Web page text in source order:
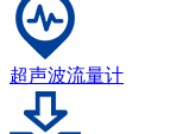
超声波流量计